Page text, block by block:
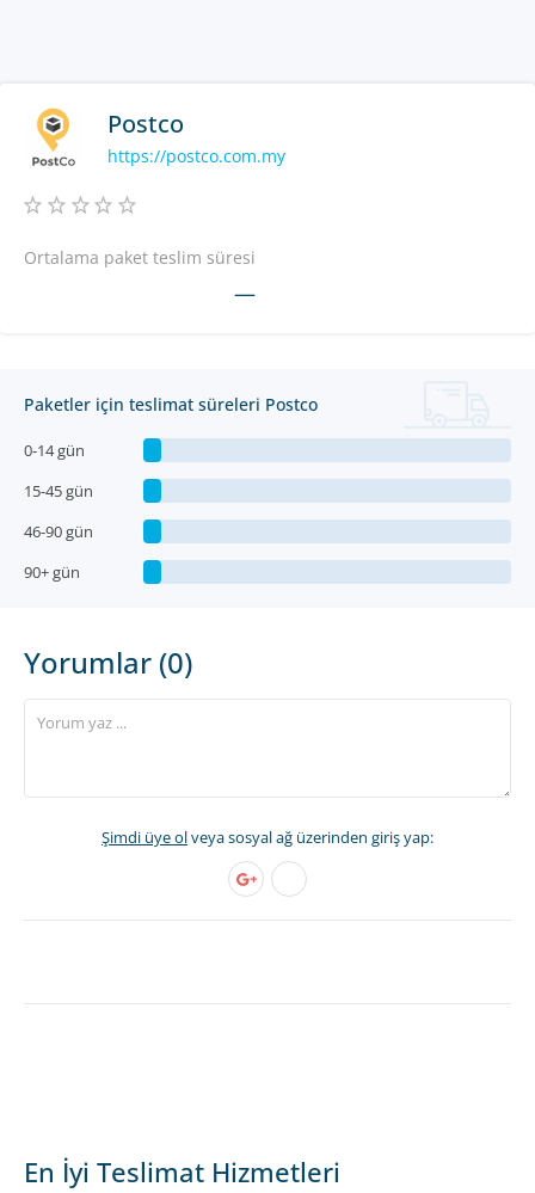
Postco
https://postco.com.my
Ortalama paket teslim süresi
—
Paketler için teslimat süreleri Postco
0-14 gün
15-45 gün
46-90 gün
90+ gün
Yorumlar (0)
Şimdi üye olveya sosyal ağ üzerinden giriş yap:
En İyi Teslimat Hizmetleri